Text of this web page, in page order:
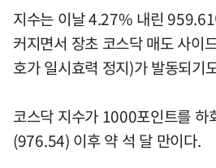
지수는 이날 4.27% 내린
커지면서 장초 코스닥 매도 사이
호가 일시효력 정지)가 발동되기
코스닥 지수가 1000포인트를 하
(976.54) 이후 약 석 달 만이다.